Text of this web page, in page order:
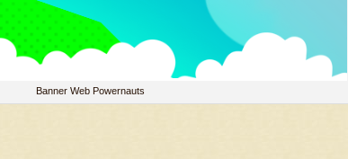
Banner Web Powernauts